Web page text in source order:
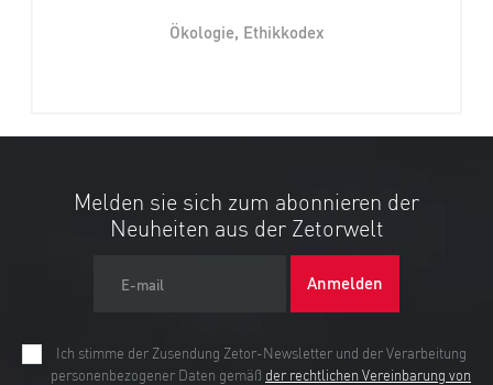
Ökologie, Ethikkodex
Melden sie sich zum abonnieren der
Neuheiten aus der Zetorwelt
E-mail Anmelden
Ich stimme der Zusendung Zetor-Newsletter und der Verarbeitung
personenbezogener Daten gemäß der rechtlichen Vereinbarung von